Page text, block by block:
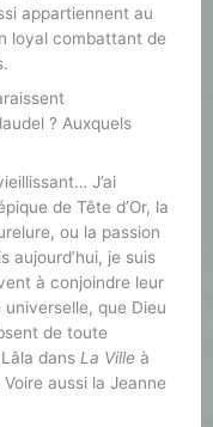
appartiennent au
loyal combattant de
? Auxquels
J’ai
de Tête d’Or, la
ou la passion
aujourd’hui, je suis
à conjoindre leur
que Dieu
de toute
dans La Ville à
Voire aussi la Jeanne